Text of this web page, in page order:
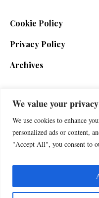
We value your privacy
We use cookies to enhance
personalized ads or content,
"Accept All", you consent to
Cookie Policy
Privacy Policy
Archives
SIGN UP FOR THE